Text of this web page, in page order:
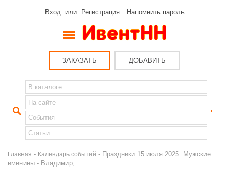
Вход или Регистрация Напомнить пароль
ЗАКАЗАТЬ ДОБАВИТЬ
Главная - Календарь событий - Праздники 15 июля 2025: Мужские
именины - Владимир;